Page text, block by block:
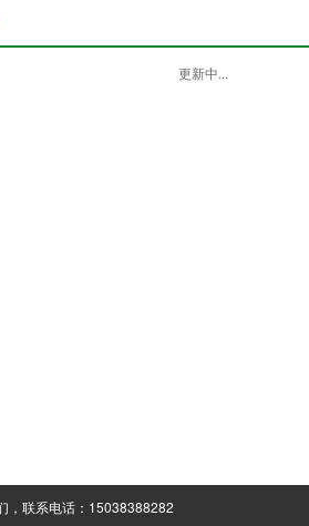
更新中...
，联系电话：15038388282